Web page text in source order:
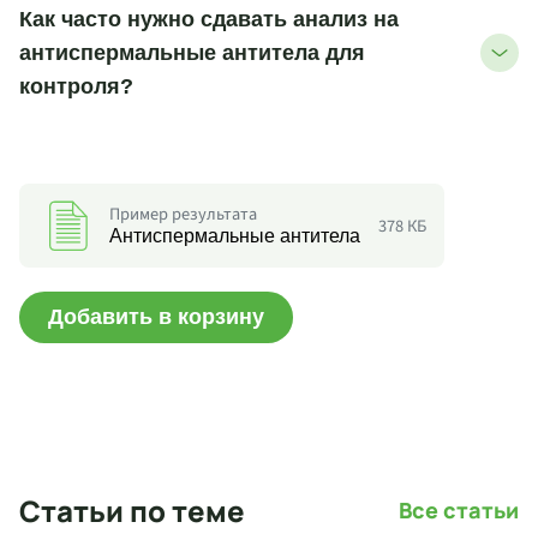
Как часто нужно сдавать анализ на
антиспермальные антитела для
контроля?
Пример результата
Антиспермальные антитела 378 КБ
Добавить в корзину
Статьи по теме Все статьи